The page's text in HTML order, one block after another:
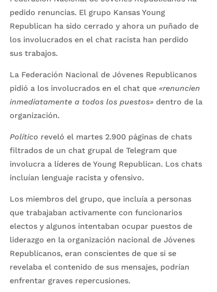
pedido renuncias. El grupo Kansas Young
Republican ha sido cerrado y ahora un puñado de
los involucrados en el chat racista han perdido
sus trabajos.
La Federación Nacional de Jóvenes Republicanos
pidió a los involucrados en el chat que «renuncien
inmediatamente a todos los puestos» dentro de la
organización.
Político reveló el martes 2.900 páginas de chats
filtrados de un chat grupal de Telegram que
involucra a líderes de Young Republican. Los chats
incluían lenguaje racista y ofensivo.
Los miembros del grupo, que incluía a personas
que trabajaban activamente con funcionarios
electos y algunos intentaban ocupar puestos de
liderazgo en la organización nacional de Jóvenes
Republicanos, eran conscientes de que si se
revelaba el contenido de sus mensajes, podrían
enfrentar graves repercusiones.